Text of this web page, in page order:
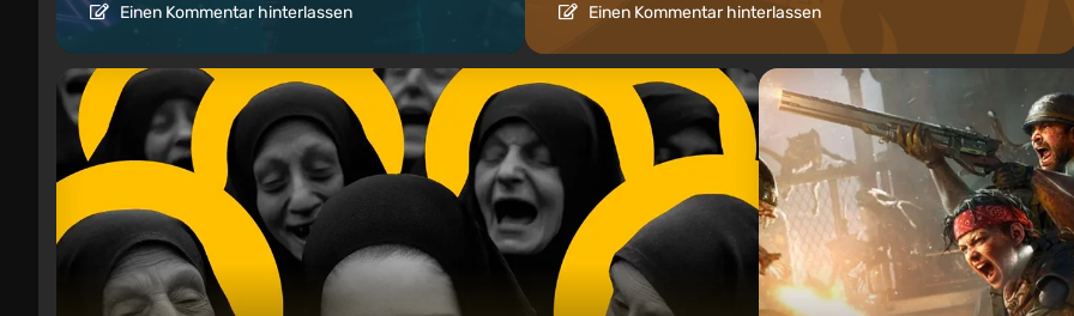
Einen Kommentar hinterlassen Einen Kommentar hinterlassen